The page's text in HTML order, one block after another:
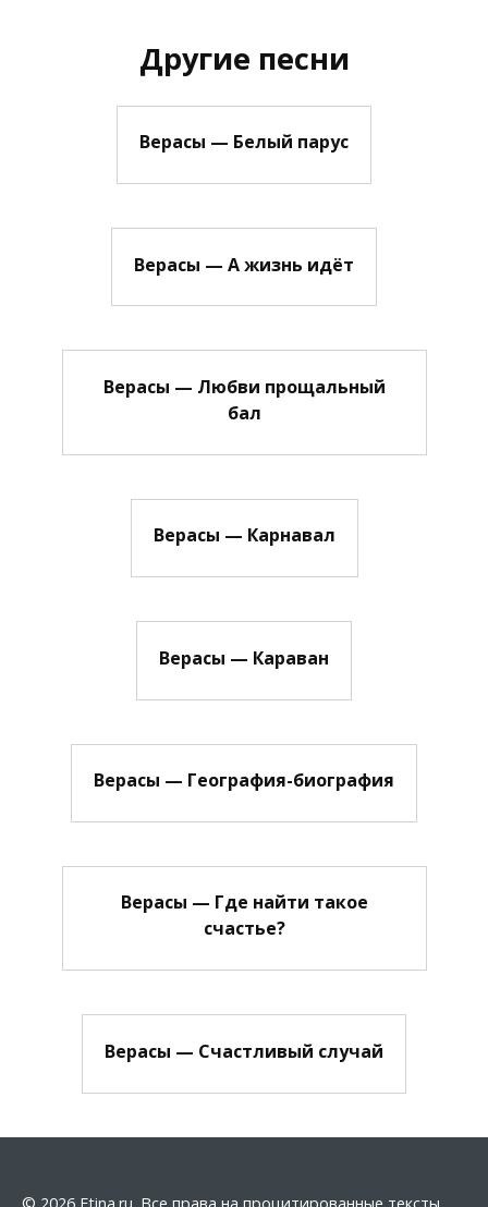
Другие песни
Верасы — Белый парус
Верасы — А жизнь идёт
Верасы — Любви прощальный
бал
Верасы — Карнавал
Верасы — Караван
Верасы — География-биография
Верасы — Где найти такое
счастье?
Верасы — Счастливый случай